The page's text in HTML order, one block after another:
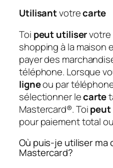
Utilisantvotrecarte
Toi peut utiliservotre
shopping à la maison
payer des
téléphone. Lorsque
ligneou par
sélectionner lecarte
Mastercard®. Toi
pour paiement total
Où puis-je utiliser ma
Mastercard?